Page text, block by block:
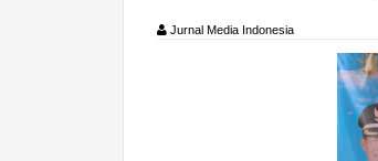
Jurnal Media Indonesia